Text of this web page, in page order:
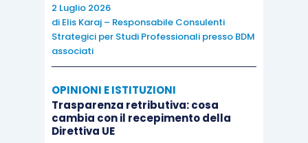
2 Luglio 2026
di Elis Karaj – Responsabile Consulenti
Strategici per Studi Professionali presso BDM
associati
OPINIONI E ISTITUZIONI
Trasparenza retributiva: cosa
cambia con il recepimento della
Direttiva UE